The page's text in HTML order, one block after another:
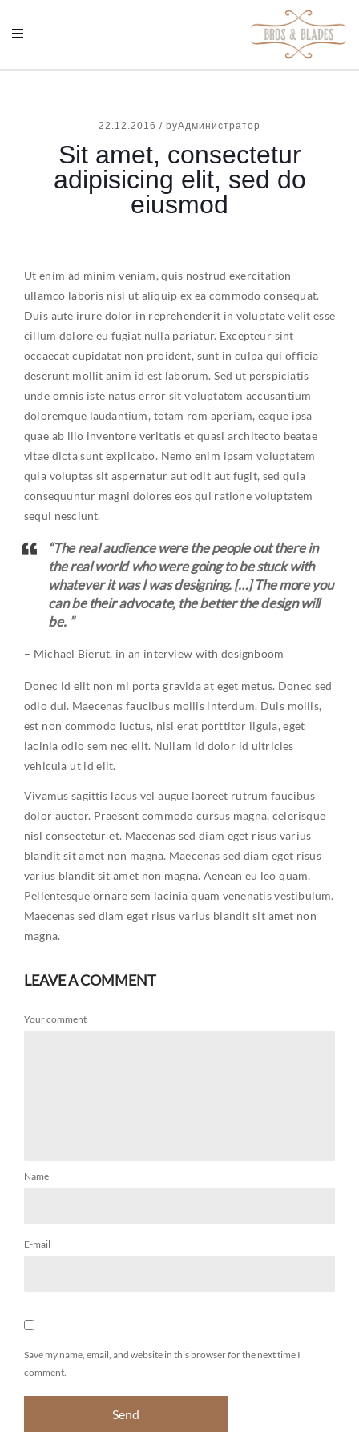
22.12.2016 / byАдминистратор
Sit amet, consectetur
adipisicing elit, sed do
eiusmod
Ut enim ad minim veniam, quis nostrud exercitation
ullamco laboris nisi ut aliquip ex ea commodo consequat.
Duis aute irure dolor in reprehenderit in voluptate velit esse
cillum dolore eu fugiat nulla pariatur. Excepteur sint
occaecat cupidatat non proident, sunt in culpa qui officia
deserunt mollit anim id est laborum. Sed ut perspiciatis
unde omnis iste natus error sit voluptatem accusantium
doloremque laudantium, totam rem aperiam, eaque ipsa
quae ab illo inventore veritatis et quasi architecto beatae
vitae dicta sunt explicabo. Nemo enim ipsam voluptatem
quia voluptas sit aspernatur aut odit aut fugit, sed quia
consequuntur magni dolores eos qui ratione voluptatem
sequi nesciunt.
“The real audience were the people out there in
the real world who were going to be stuck with
whatever it was I was designing. […] The more you
can be their advocate, the better the design will
be. ”
– Michael Bierut, in an interview with designboom
Donec id elit non mi porta gravida at eget metus. Donec sed
odio dui. Maecenas faucibus mollis interdum. Duis mollis,
est non commodo luctus, nisi erat porttitor ligula, eget
lacinia odio sem nec elit. Nullam id dolor id ultricies
vehicula ut id elit.
Vivamus sagittis lacus vel augue laoreet rutrum faucibus
dolor auctor. Praesent commodo cursus magna, celerisque
nisl consectetur et. Maecenas sed diam eget risus varius
blandit sit amet non magna. Maecenas sed diam eget risus
varius blandit sit amet non magna. Aenean eu leo quam.
Pellentesque ornare sem lacinia quam venenatis vestibulum.
Maecenas sed diam eget risus varius blandit sit amet non
magna.
LEAVE A COMMENT
Your comment
Name
E-mail
Save my name, email, and website in this browser for the next time I
comment.